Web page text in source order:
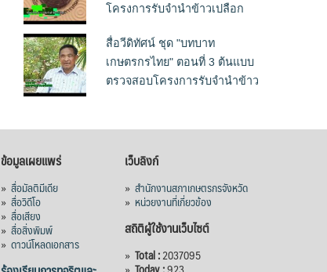
โครงการรับจำนำข้าวเปลือก
สื่อวีดิทัศน์ ชุด "บทบาท
เกษตรกรไทย" ตอนที่ 3 ต้นแบบ
ตรวจสอบโครงการรับจำนำข้าว
ข้อมูลเผยแพร่
» สื่อมัลติมีเดีย
» สื่อวิดีโอ
» สื่อเสียง
» สื่อสิ่งพิมพ์
» ดาวน์โหลดเอกสาร
เว็บลิงก์
» สำนักงานสภาเกษตรกรจังหวัด
» หน่วยงานที่เกี่ยวข้อง
สถิติผู้ใช้งานเว็บไซต์
» Total :2037095